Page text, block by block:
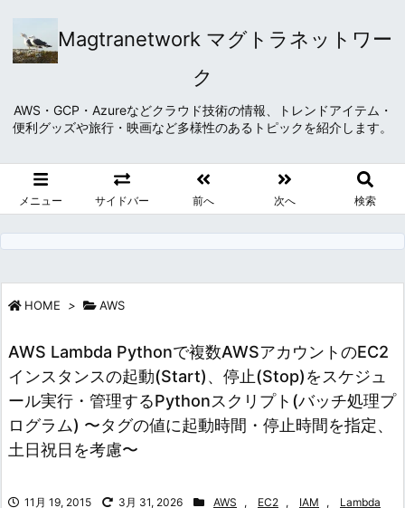
Magtranetwork マグトラネットワー
ク
AWS・GCP・Azureなどクラウド技術の情報、トレンドアイテム・
便利グッズや旅行・映画など多様性のあるトピックを紹介します。
メニュー サイドバー 前へ 次へ 検索
HOME > AWS
AWS Lambda Pythonで複数AWSアカウントのEC2
インスタンスの起動(Start)、停止(Stop)をスケジュ
ール実行・管理するPythonスクリプト(バッチ処理プ
ログラム) 〜タグの値に起動時間・停止時間を指定、
土日祝日を考慮〜
11月 19, 2015 3月 31, 2026 AWS , EC2 , IAM , Lambda